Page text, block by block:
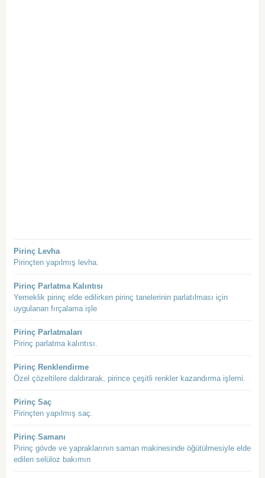
Pirinç Levha
Pirinçten yapılmış levha.
Pirinç Parlatma Kalıntısı
Yemeklik pirinç elde edilirken pirinç tanelerinin parlatılması için
uygulanan fırçalama işle
Pirinç Parlatmaları
Pirinç parlatma kalıntısı.
Pirinç Renklendirme
Özel çözeltilere daldırarak, pirince çeşitli renkler kazandırma işlemi.
Pirinç Saç
Pirinçten yapılmış saç.
Pirinç Samanı
Pirinç gövde ve yapraklarının saman makinesinde öğütülmesiyle elde
edilen selüloz bakımın